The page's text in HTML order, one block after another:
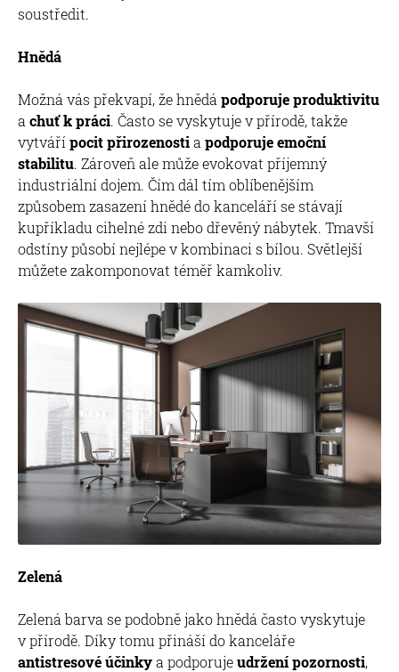
soustředit.
Hnědá
Možná vás překvapí, že hnědá podporuje produktivitu
a chuť k práci. Často se vyskytuje v přírodě, takže
vytváří pocit přirozenostia podporuje emoční
stabilitu. Zároveň ale může evokovat příjemný
industriální dojem. Čím dál tím oblíbenějším
způsobem zasazení hnědé do kanceláří se stávají
kupříkladu cihelné zdi nebo dřevěný nábytek. Tmavší
odstíny působí nejlépe v kombinaci s bílou. Světlejší
můžete zakomponovat téměř kamkoliv.
Zelená
Zelená barva se podobně jako hnědá často vyskytuje
v přírodě. Díky tomu přináší do kanceláře
antistresové účinkya podporujeudržení pozornosti,